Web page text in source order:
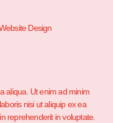
Design
aliqua. Ut enim ad minim
nisi ut aliquip ex ea
reprehenderit in voluptate.